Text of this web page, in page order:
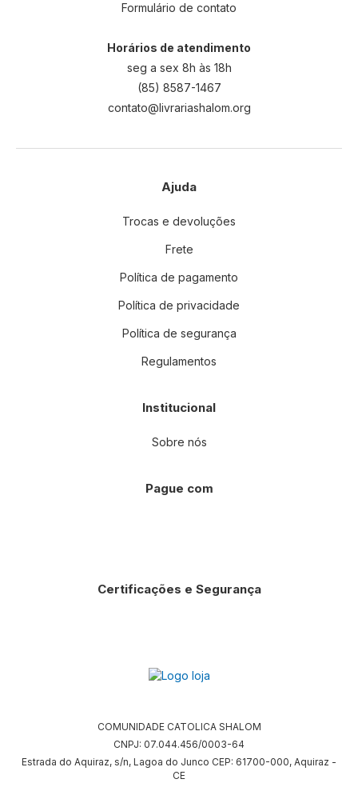
Formulário de contato
Horários de atendimento
seg a sex 8h às 18h
(85) 8587-1467
contato@livrariashalom.org
Ajuda
Trocas e devoluções
Frete
Política de pagamento
Política de privacidade
Política de segurança
Regulamentos
Institucional
Sobre nós
Pague com
Certificações e Segurança
COMUNIDADE CATOLICA SHALOM
CNPJ: 07.044.456/0003-64
Estrada do Aquiraz, s/n, Lagoa do Junco CEP: 61700-000, Aquiraz -
CE